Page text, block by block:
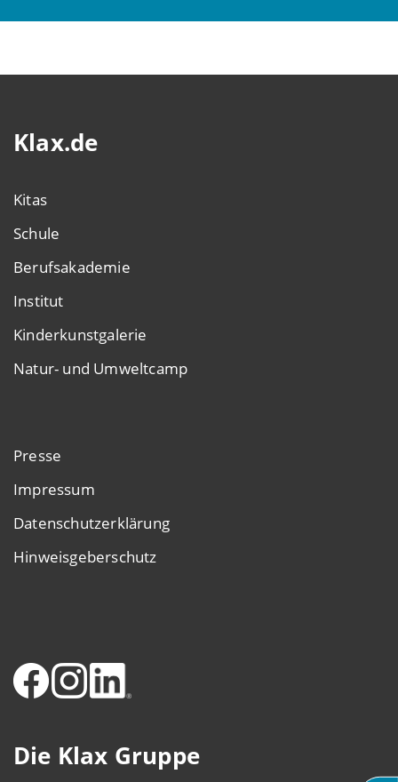
Klax.de
Kitas
Schule
Berufsakademie
Institut
Kinderkunstgalerie
Natur- und Umweltcamp
Presse
Impressum
Datenschutzerklärung
Hinweisgeberschutz
Die Klax Gruppe